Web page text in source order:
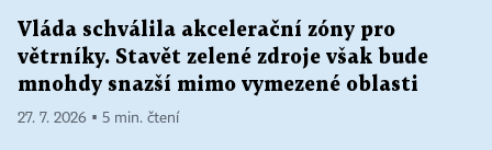
Vláda schválila akcelerační zóny pro
větrníky. Stavět zelené zdroje však bude
mnohdy snazší mimo vymezené oblasti
27. 7. 2026 ▪ 5 min. čtení